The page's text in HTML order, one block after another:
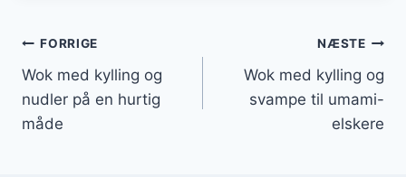
Indlægsnavigation
FORRIGE
Wok med kylling og
nudler på en hurtig
måde
NÆSTE
Wok med kylling og
svampe til umami-
elskere